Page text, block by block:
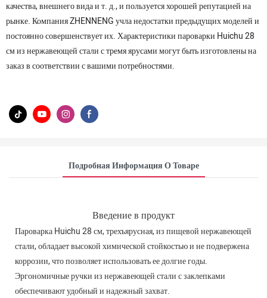
качества, внешнего вида и т. д., и пользуется хорошей репутацией на
рынке. Компания ZHENNENG учла недостатки предыдущих моделей и
постоянно совершенствует их. Характеристики пароварки Huichu 28
см из нержавеющей стали с тремя ярусами могут быть изготовлены на
заказ в соответствии с вашими потребностями.
Подробная Информация О Товаре
Введение в продукт
Пароварка Huichu 28 см, трехъярусная, из пищевой нержавеющей
стали, обладает высокой химической стойкостью и не подвержена
коррозии, что позволяет использовать ее долгие годы.
Эргономичные ручки из нержавеющей стали с заклепками
обеспечивают удобный и надежный захват.